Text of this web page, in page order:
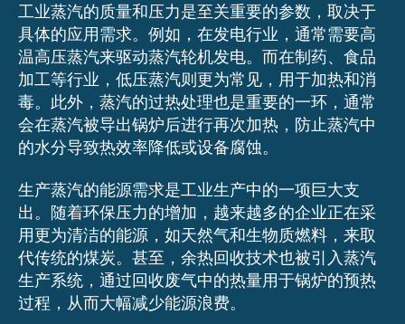
工业蒸汽的质量和压力是至关重要的参数，取决于
具体的应用需求。例如，在发电行业，通常需要高
温高压蒸汽来驱动蒸汽轮机发电。而在制药、食品
加工等行业，低压蒸汽则更为常见，用于加热和消
毒。此外，蒸汽的过热处理也是重要的一环，通常
会在蒸汽被导出锅炉后进行再次加热，防止蒸汽中
的水分导致热效率降低或设备腐蚀。
生产蒸汽的能源需求是工业生产中的一项巨大支
出。随着环保压力的增加，越来越多的企业正在采
用更为清洁的能源，如天然气和生物质燃料，来取
代传统的煤炭。甚至，余热回收技术也被引入蒸汽
生产系统，通过回收废气中的热量用于锅炉的预热
过程，从而大幅减少能源浪费。